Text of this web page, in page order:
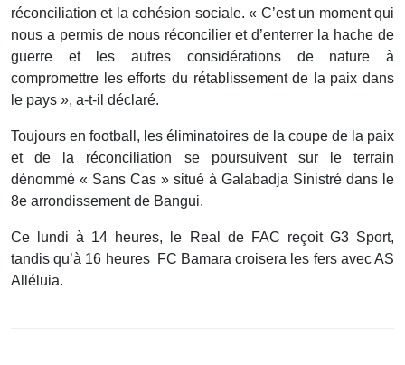
réconciliation et la cohésion sociale. « C’est un moment qui
nous a permis de nous réconcilier et d’enterrer la hache de
guerre et les autres considérations de nature à
compromettre les efforts du rétablissement de la paix dans
le pays », a-t-il déclaré.
Toujours en football, les éliminatoires de la coupe de la paix
et de la réconciliation se poursuivent sur le terrain
dénommé « Sans Cas » situé à Galabadja Sinistré dans le
8e arrondissement de Bangui.
Ce lundi à 14 heures, le Real de FAC reçoit G3 Sport,
tandis qu’à 16 heures FC Bamara croisera les fers avec AS
Alléluia.